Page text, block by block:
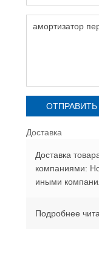
Доставка
Доставка
компаниями:
иными
Подробнее